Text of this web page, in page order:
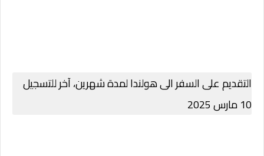
التقديم على السفر الى هولندا لمدة شهرين، آخر للتسجيل
10 مارس 2025